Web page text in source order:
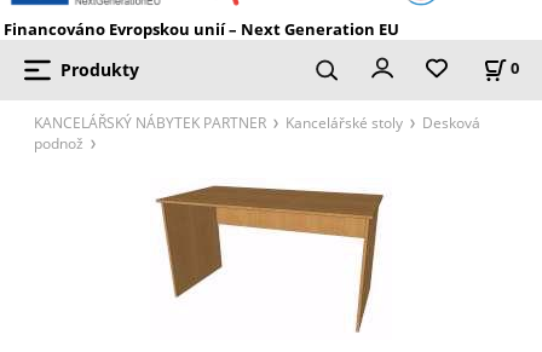
Financováno Evropskou unií – Next Generation EU
Produkty 0
KANCELÁŘSKÝ NÁBYTEK PARTNER Kancelářské stoly
Desková
podnož